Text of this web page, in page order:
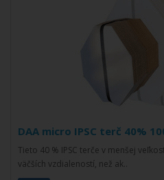
DAA micro IPSC terč 40%
Tieto 40 % IPSC terče v menšej
väčších vzdialeností, než ak..